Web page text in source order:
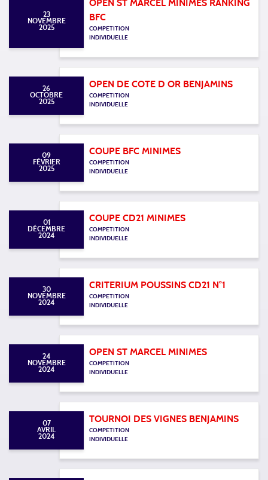
23
NOVEMBRE
2025
OPEN ST MARCEL MINIMES RANKING
BFC
COMPETITION
INDIVIDUELLE
26
OCTOBRE
2025
OPEN DE COTE D OR BENJAMINS
COMPETITION
INDIVIDUELLE
09
FÉVRIER
2025
COUPE BFC MINIMES
COMPETITION
INDIVIDUELLE
01
DÉCEMBRE
2024
COUPE CD21 MINIMES
COMPETITION
INDIVIDUELLE
30
NOVEMBRE
2024
CRITERIUM POUSSINS CD21 N°1
COMPETITION
INDIVIDUELLE
24
NOVEMBRE
2024
OPEN ST MARCEL MINIMES
COMPETITION
INDIVIDUELLE
07
AVRIL
2024
TOURNOI DES VIGNES BENJAMINS
COMPETITION
INDIVIDUELLE